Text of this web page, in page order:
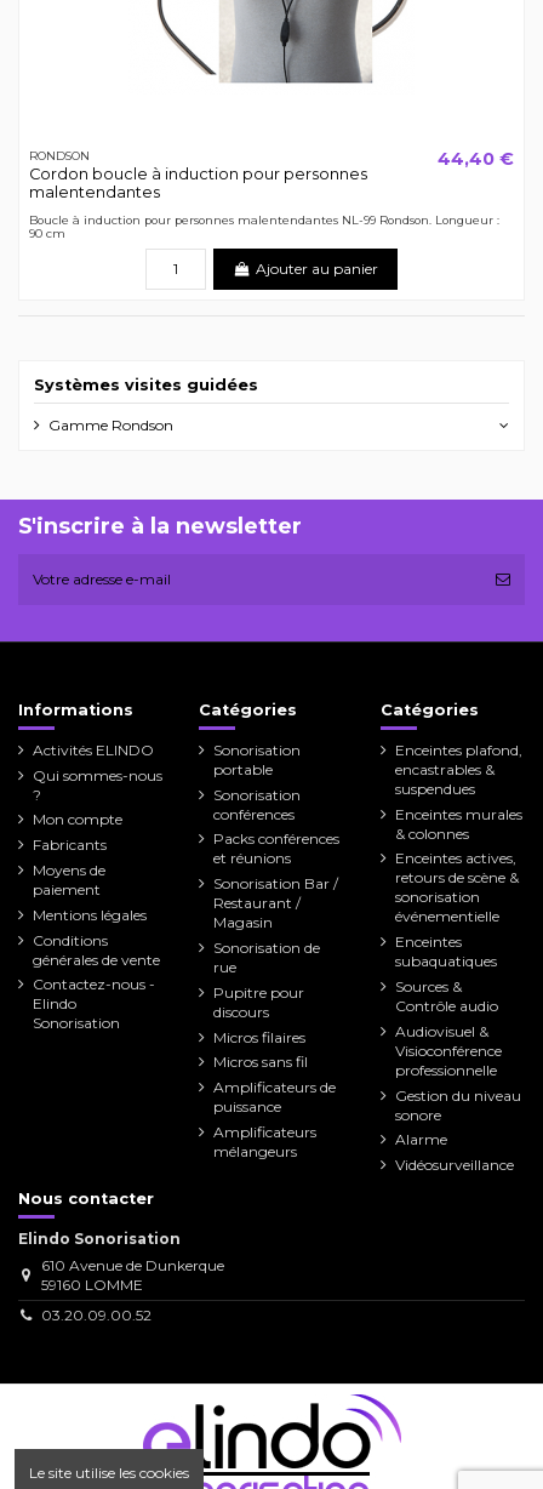
RONDSON
Cordon boucle à induction pour personnes
malentendantes
44,40 €
Boucle à induction pour personnes malentendantes NL-99 Rondson. Longueur :
90 cm
Ajouter au panier
Systèmes visites guidées
Gamme Rondson
S'inscrire à la newsletter
Informations
Activités ELINDO
Qui sommes-nous
?
Mon compte
Fabricants
Moyens de
paiement
Mentions légales
Conditions
générales de vente
Contactez-nous -
Elindo
Sonorisation
Catégories
Sonorisation
portable
Sonorisation
conférences
Packs conférences
et réunions
Sonorisation Bar /
Restaurant /
Magasin
Sonorisation de
rue
Pupitre pour
discours
Micros filaires
Micros sans fil
Amplificateurs de
puissance
Amplificateurs
mélangeurs
Catégories
Enceintes plafond,
encastrables &
suspendues
Enceintes murales
& colonnes
Enceintes actives,
retours de scène &
sonorisation
événementielle
Enceintes
subaquatiques
Sources &
Contrôle audio
Audiovisuel &
Visioconférence
professionnelle
Gestion du niveau
sonore
Alarme
Vidéosurveillance
Nous contacter
Elindo Sonorisation
610 Avenue de Dunkerque
59160 LOMME
03.20.09.00.52
Le site utilise les cookies